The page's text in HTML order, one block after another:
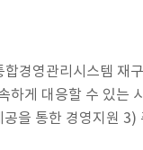
경영관리시스템 재
하게 대응할 수 있는
을 통한 경영지원